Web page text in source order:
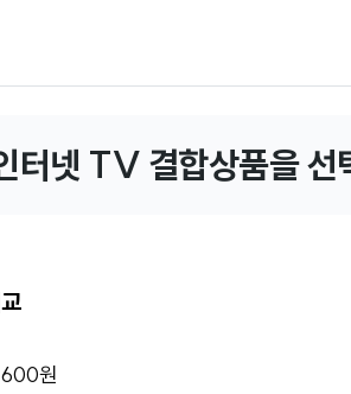
터넷 TV 결합상품을 선
원